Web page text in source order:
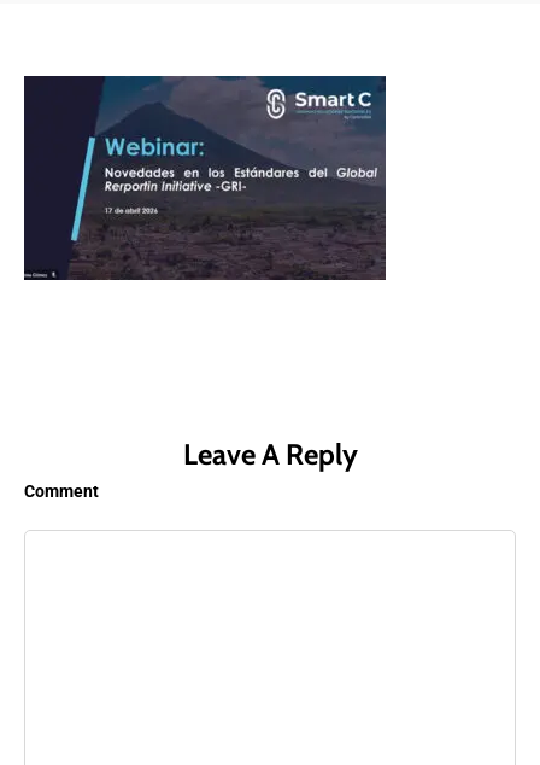
Leave A Reply
Comment